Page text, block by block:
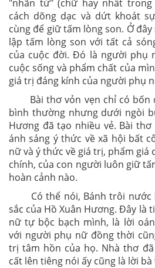
"nhãn từ" (chữ hay nhất
cách dõng dạc và dứt khoát
cùng để giữ tấm lòng son. Ở
lập tấm lòng son với tất cả
của cuộc đời. Đó là người phụ
cuộc sống và phẩm chất của
giá trị đáng kính của người phụ
Bài thơ vỏn vẹn chỉ có bốn
bình thường nhưng dưới ngòi
Hương đã tạo nhiều vẻ. Bài
ánh sáng ý thức về xã hội bất
nữ và ý thức về giá trị, phẩm giá
chính, của con người luôn giữ
hoàn cảnh nào.
Có thể nói, Bánh trôi
sắc của Hồ Xuân Hương. Đây là
nữ tự bộc bạch mình, là lời
với người phụ nữ đồng thời
trị tâm hồn của họ. Nhà thơ
cất lên tiêng nói ấy cũng là lời